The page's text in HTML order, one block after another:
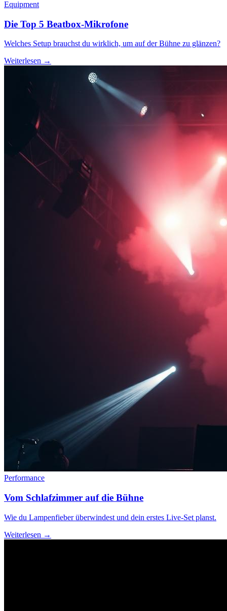
Equipment
Die Top 5 Beatbox-Mikrofone
Welches Setup brauchst du wirklich, um auf der Bühne zu glänzen?
Weiterlesen →
Performance
Vom Schlafzimmer auf die Bühne
Wie du Lampenfieber überwindest und dein erstes Live-Set planst.
Weiterlesen →